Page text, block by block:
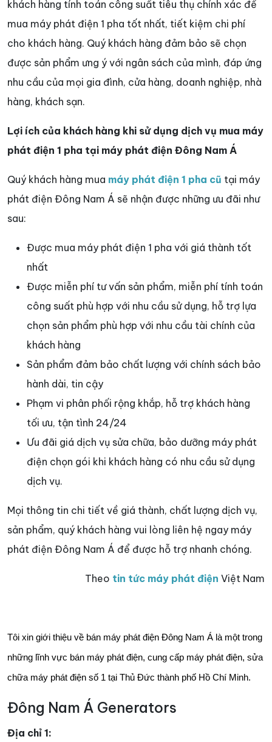
khách hàng tính toán công suất tiêu thụ chính xác để
mua máy phát điện 1 pha tốt nhất, tiết kiệm chi phí
cho khách hàng. Quý khách hàng đảm bảo sẽ chọn
được sản phẩm ưng ý với ngân sách của mình, đáp ứng
nhu cầu của mọi gia đình, cửa hàng, doanh nghiệp, nhà
hàng, khách sạn.
Lợi ích của khách hàng khi sử dụng dịch vụ mua máy
phát điện 1 pha tại máy phát điện Đông Nam Á
Quý khách hàng mua máy phát điện 1 pha cũ tại máy
phát điện Đông Nam Á sẽ nhận được những ưu đãi như
sau:
Được mua máy phát điện 1 pha với giá thành tốt
nhất
Được miễn phí tư vấn sản phẩm, miễn phí tính toán
công suất phù hợp với nhu cầu sử dụng, hỗ trợ lựa
chọn sản phẩm phù hợp với nhu cầu tài chính của
khách hàng
Sản phẩm đảm bảo chất lượng với chính sách bảo
hành dài, tin cậy
Phạm vi phân phối rộng khắp, hỗ trợ khách hàng
tối ưu, tận tình 24/24
Ưu đãi giá dịch vụ sửa chữa, bảo dưỡng máy phát
điện chọn gói khi khách hàng có nhu cầu sử dụng
dịch vụ.
Mọi thông tin chi tiết về giá thành, chất lượng dịch vụ,
sản phẩm, quý khách hàng vui lòng liên hệ ngay máy
phát điện Đông Nam Á để được hỗ trợ nhanh chóng.
Theo tin tức máy phát điện Việt Nam
Tôi xin giới thiệu về bán máy phát điện Đông Nam Á là một trong
những lĩnh vực bán máy phát điện, cung cấp máy phát điện, sửa
chữa máy phát điện số 1 tại Thủ Đức thành phố Hồ Chí Minh.
Đông Nam Á Generators
Địa chỉ 1: